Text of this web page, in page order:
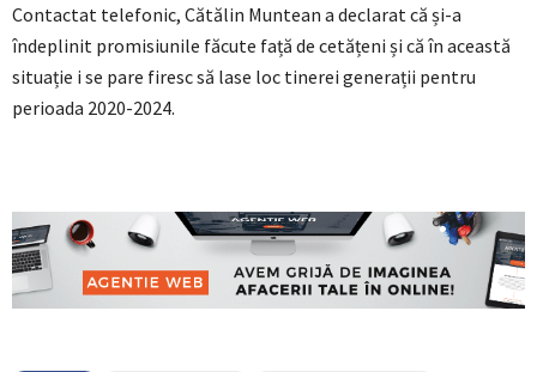
Contactat telefonic, Cătălin Muntean a declarat că și-a
îndeplinit promisiunile făcute față de cetățeni și că în această
situație i se pare firesc să lase loc tinerei generații pentru
perioada 2020-2024.